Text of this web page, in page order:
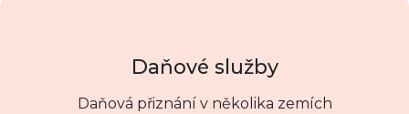
Daňové služby
Daňová přiznání v několika zemích